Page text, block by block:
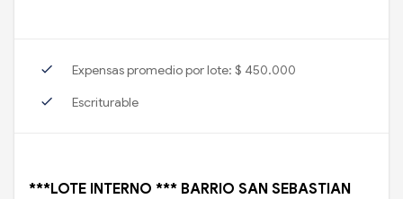
check Expensas promedio por lote: $ 450.000
check Escriturable
***LOTE INTERNO *** BARRIO SAN SEBASTIAN